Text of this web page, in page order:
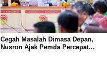
Cegah Masalah Dimasa Depan,
Nusron Ajak Pemda Percepat